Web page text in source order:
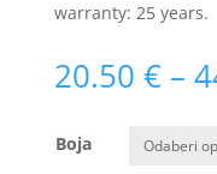
warranty: 25 years.
20.50 € –
Boja